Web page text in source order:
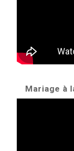
Mariage à